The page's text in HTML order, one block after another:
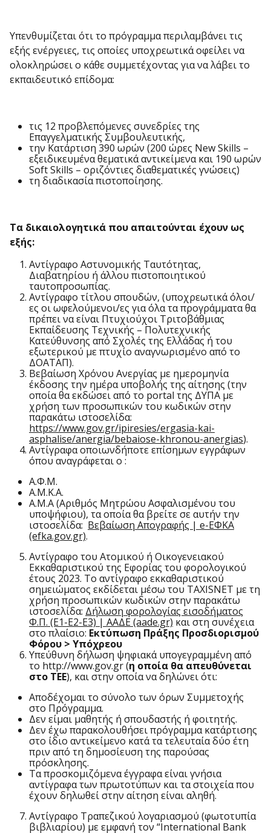
Υπενθυμίζεται ότι το πρόγραμμα περιλαμβάνει τις
εξής ενέργειες, τις οποίες υποχρεωτικά οφείλει να
ολοκληρώσει ο κάθε συμμετέχοντας για να λάβει το
εκπαιδευτικό επίδομα:
τις 12 προβλεπόμενες συνεδρίες της
Επαγγελματικής Συμβουλευτικής,
την Κατάρτιση 390 ωρών (200 ώρες New Skills –
εξειδικευμένα θεματικά αντικείμενα και 190 ωρών
Soft Skills – οριζόντιες διαθεματικές γνώσεις)
τη διαδικασία πιστοποίησης.
Τα δικαιολογητικά που απαιτούνται έχουν ως
εξής:
Αντίγραφο Αστυνομικής Ταυτότητας,
Διαβατηρίου ή άλλου πιστοποιητικού
ταυτοπροσωπίας.
Αντίγραφο τίτλου σπουδών, (υποχρεωτικά όλοι/
ες οι ωφελούμενοι/ες για όλα τα προγράμματα θα
πρέπει να είναι Πτυχιούχοι Τριτοβάθμιας
Εκπαίδευσης Τεχνικής – Πολυτεχνικής
Κατεύθυνσης από Σχολές της Ελλάδας ή του
εξωτερικού με πτυχίο αναγνωρισμένο από το
ΔΟΑΤΑΠ).
Βεβαίωση Χρόνου Ανεργίας με ημερομηνία
έκδοσης την ημέρα υποβολής της αίτησης (την
οποία θα εκδώσει από το portal της ΔΥΠΑ με
χρήση των προσωπικών του κωδικών στην
παρακάτω ιστοσελίδα:
https://www.gov.gr/ipiresies/ergasia-kai-
asphalise/anergia/bebaiose-khronou-anergias).
Αντίγραφα οποιωνδήποτε επίσημων εγγράφων
όπου αναγράφεται ο :
Α.Φ.Μ.
Α.Μ.Κ.Α.
Α.Μ.Α (Αριθμός Μητρώου Ασφαλισμένου του
υποψήφιου), τα οποία θα βρείτε σε αυτήν την
ιστοσελίδα: Βεβαίωση Απογραφής | e-ΕΦΚΑ
(efka.gov.gr).
Αντίγραφο του Ατομικού ή Οικογενειακού
Εκκαθαριστικού της Εφορίας του φορολογικού
έτους 2023. Το αντίγραφο εκκαθαριστικού
σημειώματος εκδίδεται μέσω του TAXISNET με τη
χρήση προσωπικών κωδικών στην παρακάτω
ιστοσελίδα: Δήλωση φορολογίας εισοδήματος
Φ.Π. (Ε1-Ε2-Ε3) | ΑΑΔΕ (aade.gr) και στη συνέχεια
στο πλαίσιο: Εκτύπωση Πράξης Προσδιορισμού
Φόρου > Υπόχρεου
Υπεύθυνη δήλωση ψηφιακά υπογεγραμμένη από
το http://www.gov.gr (η οποία θα απευθύνεται
στο ΤΕΕ), και στην οποία να δηλώνει ότι:
Αποδέχομαι το σύνολο των όρων Συμμετοχής
στο Πρόγραμμα.
Δεν είμαι μαθητής ή σπουδαστής ή φοιτητής.
Δεν έχω παρακολουθήσει πρόγραμμα κατάρτισης
στο ίδιο αντικείμενο κατά τα τελευταία δύο έτη
πριν από τη δημοσίευση της παρούσας
πρόσκλησης.
Τα προσκομιζόμενα έγγραφα είναι γνήσια
αντίγραφα των πρωτοτύπων και τα στοιχεία που
έχουν δηλωθεί στην αίτηση είναι αληθή.
Αντίγραφο Τραπεζικού λογαριασμού (φωτοτυπία
βιβλιαρίου) με εμφανή τον “International Bank